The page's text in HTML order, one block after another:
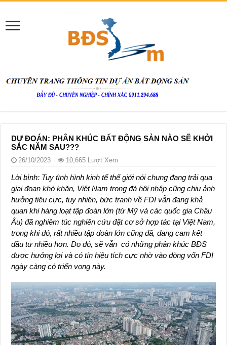
DỰ ĐOÁN: PHÂN KHÚC BẤT ĐỘNG SẢN NÀO SẼ KHỞI
SẮC NĂM SAU???
26/10/2023 10,665 Lượt Xem
Lời bình: Tuy tình hình kinh tế thế giới nói chung đang trải qua
giai đoạn khó khăn, Việt Nam trong đà hội nhập cũng chịu ảnh
hưởng tiêu cực, tuy nhiên, bức tranh về FDI vẫn đang khả
quan khi hàng loạt tập đoàn lớn (từ Mỹ và các quốc gia Châu
Âu) đã nghiêm túc nghiên cứu đặt cơ sở hợp tác tại Việt Nam,
trong khi đó, rất nhiều tập đoàn lớn cũng đã, đang cam kết
đầu tư nhiều hơn. Do đó, sẽ vẫn có những phân khúc BĐS
được hưởng lợi và có tín hiệu tích cực nhờ vào dòng vốn FDI
ngày càng có triển vọng này.